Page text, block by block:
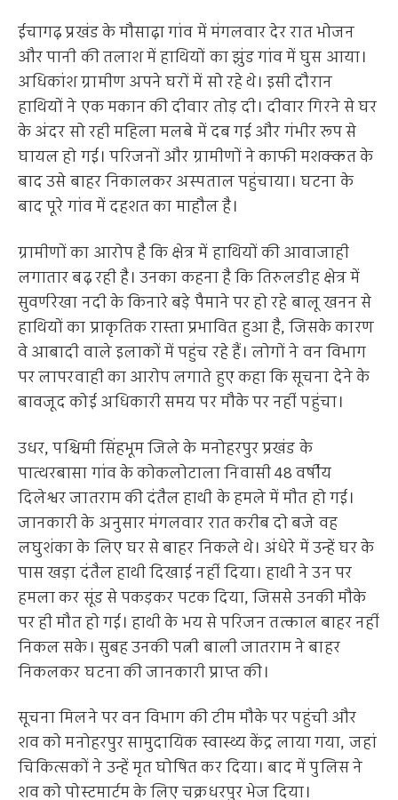
ईचागढ़ प्रखंड के मौसाढ़ा गांव में मंगलवार देर रात भोजन
और पानी की तलाश में हाथियों का झुंड गांव में घुस आया।
अधिकांश ग्रामीण अपने घरों में सो रहे थे। इसी दौरान
हाथियों ने एक मकान की दीवार तोड़ दी। दीवार गिरने से घर
के अंदर सो रही महिला मलबे में दब गई और गंभीर रूप से
घायल हो गई। परिजनों और ग्रामीणों ने काफी मशक्कत के
बाद उसे बाहर निकालकर अस्पताल पहुंचाया। घटना के
बाद पूरे गांव में दहशत का माहौल है।
ग्रामीणों का आरोप है कि क्षेत्र में हाथियों की आवाजाही
लगातार बढ़ रही है। उनका कहना है कि तिरुलडीह क्षेत्र में
सुवर्णरेखा नदी के किनारे बड़े पैमाने पर हो रहे बालू खनन से
हाथियों का प्राकृतिक रास्ता प्रभावित हुआ है, जिसके कारण
वे आबादी वाले इलाकों में पहुंच रहे हैं। लोगों ने वन विभाग
पर लापरवाही का आरोप लगाते हुए कहा कि सूचना देने के
बावजूद कोई अधिकारी समय पर मौके पर नहीं पहुंचा।
उधर, पश्चिमी सिंहभूम जिले के मनोहरपुर प्रखंड के
पात्थरबासा गांव के कोकलोटाला निवासी 48 वर्षीय
दिलेश्वर जातराम की दंतैल हाथी के हमले में मौत हो गई।
जानकारी के अनुसार मंगलवार रात करीब दो बजे वह
लघुशंका के लिए घर से बाहर निकले थे। अंधेरे में उन्हें घर के
पास खड़ा दंतैल हाथी दिखाई नहीं दिया। हाथी ने उन पर
हमला कर सूंड से पकड़कर पटक दिया, जिससे उनकी मौके
पर ही मौत हो गई। हाथी के भय से परिजन तत्काल बाहर नहीं
निकल सके। सुबह उनकी पत्नी बाली जातराम ने बाहर
निकलकर घटना की जानकारी प्राप्त की।
सूचना मिलने पर वन विभाग की टीम मौके पर पहुंची और
शव को मनोहरपुर सामुदायिक स्वास्थ्य केंद्र लाया गया, जहां
चिकित्सकों ने उन्हें मृत घोषित कर दिया। बाद में पुलिस ने
शव को पोस्टमार्टम के लिए चक्रधरपुर भेज दिया।